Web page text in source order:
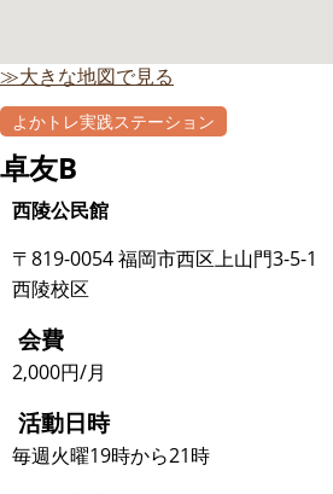
≫大きな地図で見る
よかトレ実践ステーション
卓友B
西陵公民館
〒819-0054 福岡市西区上山門3-5-1
西陵校区
会費
2,000円/月
活動日時
毎週火曜19時から21時